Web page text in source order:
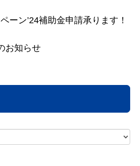
ーン’24補助金申請承ります！
お知らせ